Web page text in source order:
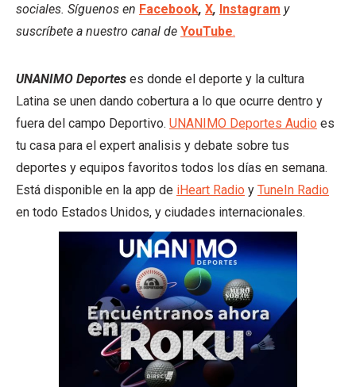
sociales. Síguenos en Facebook, X, Instagram y
suscríbete a nuestro canal de YouTube.
UNANIMO Deportes es donde el deporte y la cultura
Latina se unen dando cobertura a lo que ocurre dentro y
fuera del campo Deportivo. UNANIMO Deportes Audio es
tu casa para el expert analisis y debate sobre tus
deportes y equipos favoritos todos los días en semana.
Está disponible en la app de iHeart Radio y TuneIn Radio
en todo Estados Unidos, y ciudades internacionales.